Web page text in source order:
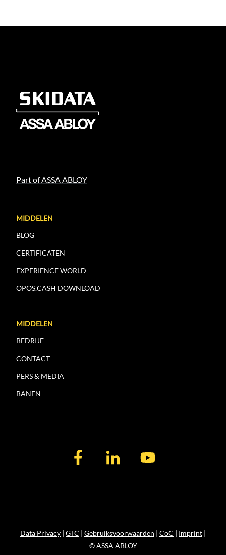
Part of ASSA ABLOY
MIDDELEN
BLOG
CERTIFICATEN
EXPERIENCE WORLD
OPOS.CASH DOWNLOAD
MIDDELEN
BEDRIJF
CONTACT
PERS & MEDIA
BANEN
Data Privacy | GTC | Gebruiksvoorwaarden | CoC | Imprint |
© ASSA ABLOY